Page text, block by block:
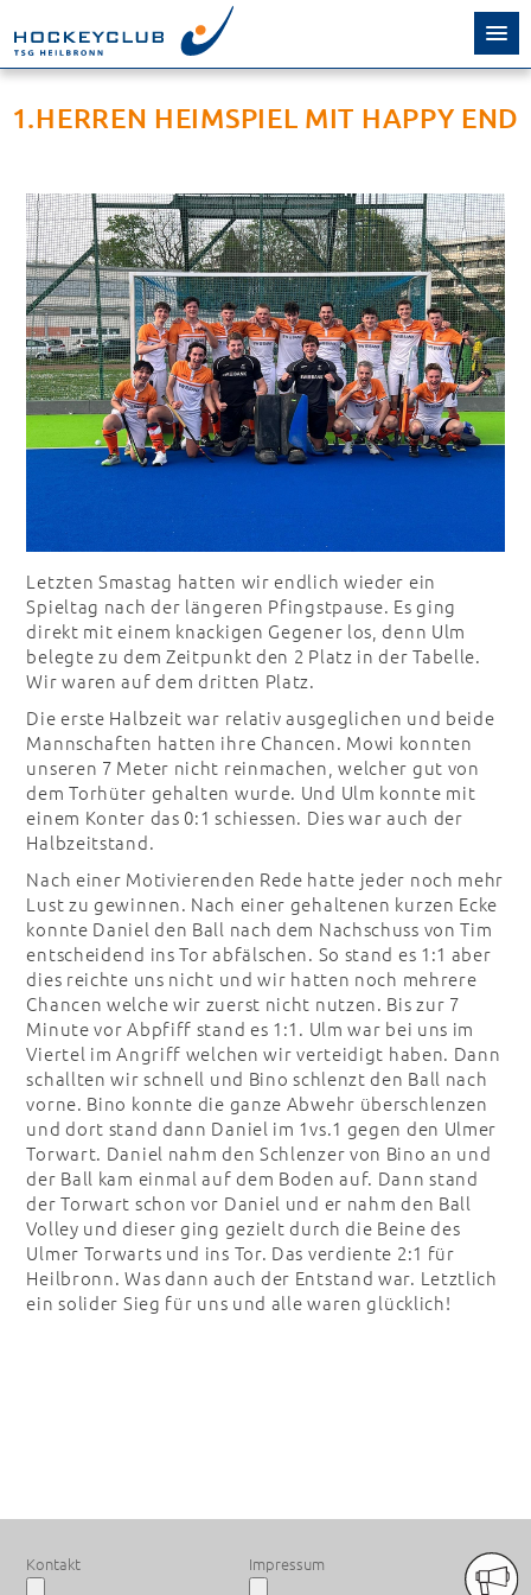
1.HERREN HEIMSPIEL MIT HAPPY END
Letzten Smastag hatten wir endlich wieder ein
Spieltag nach der längeren Pfingstpause. Es ging
direkt mit einem knackigen Gegener los, denn Ulm
belegte zu dem Zeitpunkt den 2 Platz in der Tabelle.
Wir waren auf dem dritten Platz.
Die erste Halbzeit war relativ ausgeglichen und beide
Mannschaften hatten ihre Chancen. Mowi konnten
unseren 7 Meter nicht reinmachen, welcher gut von
dem Torhüter gehalten wurde. Und Ulm konnte mit
einem Konter das 0:1 schiessen. Dies war auch der
Halbzeitstand.
Nach einer Motivierenden Rede hatte jeder noch mehr
Lust zu gewinnen. Nach einer gehaltenen kurzen Ecke
konnte Daniel den Ball nach dem Nachschuss von Tim
entscheidend ins Tor abfälschen. So stand es 1:1 aber
dies reichte uns nicht und wir hatten noch mehrere
Chancen welche wir zuerst nicht nutzen. Bis zur 7
Minute vor Abpfiff stand es 1:1. Ulm war bei uns im
Viertel im Angriff welchen wir verteidigt haben. Dann
schallten wir schnell und Bino schlenzt den Ball nach
vorne. Bino konnte die ganze Abwehr überschlenzen
und dort stand dann Daniel im 1vs.1 gegen den Ulmer
Torwart. Daniel nahm den Schlenzer von Bino an und
der Ball kam einmal auf dem Boden auf. Dann stand
der Torwart schon vor Daniel und er nahm den Ball
Volley und dieser ging gezielt durch die Beine des
Ulmer Torwarts und ins Tor. Das verdiente 2:1 für
Heilbronn. Was dann auch der Entstand war. Letztlich
ein solider Sieg für uns und alle waren glücklich!
Kontakt Impressum